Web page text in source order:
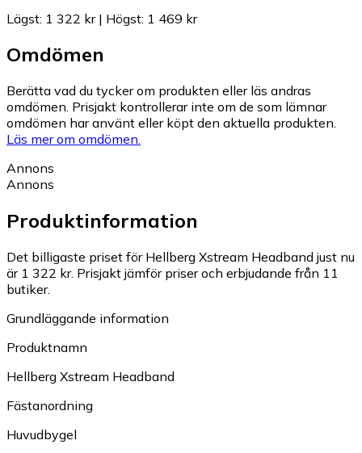
Lägst: 1 322 kr| Högst: 1 469 kr
Omdömen
Berätta vad du tycker om produkten eller läs andras
omdömen. Prisjakt kontrollerar inte om de som lämnar
omdömen har använt eller köpt den aktuella produkten.
Läs mer om omdömen.
Annons
Annons
Produktinformation
Det billigaste priset för Hellberg Xstream Headband just nu
är 1 322 kr. Prisjakt jämför priser och erbjudande från 11
butiker.
Grundläggande information
Produktnamn
Hellberg Xstream Headband
Fästanordning
Huvudbygel